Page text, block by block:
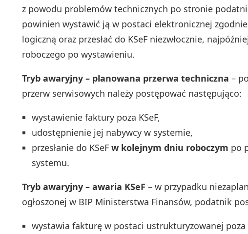
z powodu problemów technicznych po stronie
powinien wystawić ją w postaci elektronicznej
logiczną oraz przesłać do KSeF niezwłocznie,
roboczego po wystawieniu.
Tryb awaryjny – planowana przerwa techniczna –
przerw serwisowych należy postępować następująco:
wystawienie faktury poza KSeF,
udostępnienie jej nabywcy w systemie,
przesłanie do KSeF w kolejnym dniu roboczym po
systemu.
Tryb awaryjny – awaria KSeF – w przypadku
ogłoszonej w BIP Ministerstwa Finansów, podatnik
wystawia fakturę w postaci ustrukturyzowanej poza